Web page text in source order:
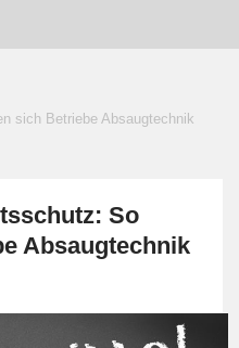
sich Betriebe Absaugtechnik
So
Absaugtechnik